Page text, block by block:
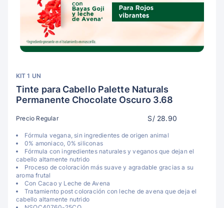
KIT 1 UN
Tinte para Cabello Palette Naturals
Permanente Chocolate Oscuro 3.68
Precio Regular S/ 28.90
Fórmula vegana, sin ingredientes de origen animal
0% amoniaco, 0% siliconas
Fórmula con ingredientes naturales y veganos que dejan el
cabello altamente nutrido
Proceso de coloración más suave y agradable gracias a su
aroma frutal
Con Cacao y Leche de Avena
Tratamiento post coloración con leche de avena que deja el
cabello altamente nutrido